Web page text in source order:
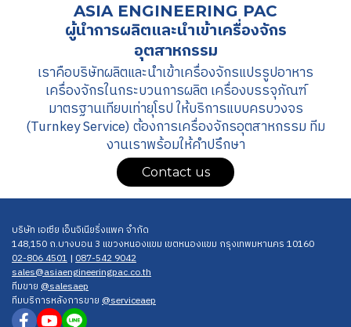
ASIA ENGINEERING PAC
ผู้นำการผลิตและนำเข้าเครื่องจักร
อุตสาหกรรม
เราคือบริษัทผลิตและนำเข้าเครื่องจักรแปรรูปอาหาร
เครื่องจักรในกระบวนการผลิต เครื่องบรรจุภัณฑ์
มาตรฐานเทียบเท่ายุโรป ให้บริการแบบครบวงจร
(Turnkey Service) ต้องการเครื่องจักรอุตสาหกรรม ทีม
งานเราพร้อมให้คำปรึกษา
Contact us
บริษัท เอเซีย เอ็นจิเนียริ่งแพค จำกัด
148,150 ถ.บางบอน 3 แขวงหนองแขม เขตหนองแขม กรุงเทพมหานคร 10160
02-806 4501 | 087-542 9042
sales@asiaengineerin gpac.co.th
ทีมขาย @salesaep
ทีมบริการหลังการขาย @serviceaep